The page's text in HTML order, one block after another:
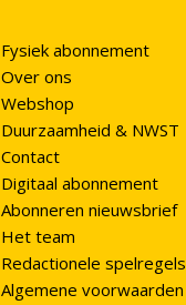
Fysiek abonnement
Over ons
Webshop
Duurzaamheid & NWST
Contact
Digitaal abonnement
Abonneren nieuwsbrief
Het team
Redactionele spelregels
Algemene voorwaarden